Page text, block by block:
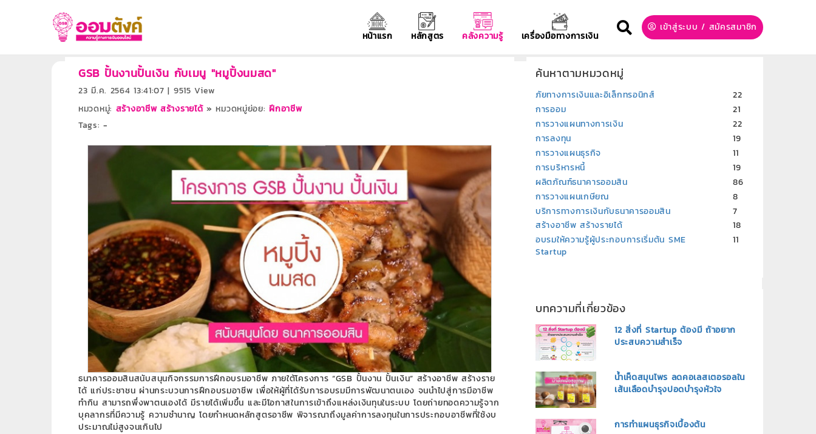
หน้าแรก หลักสูตร คลังความรู้ เครื่องมือทางการเงิน
เข้าสู่ระบบ / สมัครสมาชิก
GSB ปั้นงานปั้นเงิน กับเมนู "หมูปิ้งนมสด"
23 มี.ค. 2564 13:41:07 | 9515 View
หมวดหมู่: สร้างอาชีพ สร้างรายได้» หมวดหมู่ย่อย: ฝีกอาชีพ
Tags:-
ธนาคารออมสินสนับสนุนกิจกรรมการฝึกอบรมอาชีพ ภายใต้โครงการ “GSB ปั้นงาน ปั้นเงิน” สร้างอาชีพ สร้างราย
ได้ แก่ประชาชน ผ่านกระบวนการฝึกอบรมอาชีพ เพื่อให้ผู้ที่ได้รับการอบรมมีการพัฒนาตนเอง จนนำไปสู่การมีอาชีพ
ทำกิน สามารถพึ่งพาตนเองได้ มีรายได้เพิ่มขึ้น และมีโอกาสในการเข้าถึงแหล่งเงินทุนในระบบ โดยถ่ายทอดความรู้จาก
บุคลากรที่มีความรู้ ความชำนาญ โดยกำหนดหลักสูตรอาชีพ พิจารณาถึงมูลค่าการลงทุนในการประกอบอาชีพที่ใช้งบ
ประมาณไม่สูงจนเกินไป
ค้นหาตามหมวดหมู่
ภัยทางการเงินและอิเล็กทรอนิกส์
22
การออม
21
การวางแผนทางการเงิน
22
การลงทุน
19
การวางแผนธุรกิจ
11
การบริหารหนี้
19
ผลิตภัณฑ์ธนาคารออมสิน
86
การวางแผนเกษียณ
8
บริการทางการเงินกับธนาคารออมสิน
7
สร้างอาชีพ สร้างรายได้
18
อบรมให้ความรู้ผู้ประกอบการเริ่มต้น SME
Startup
11
บทความที่เกี่ยวข้อง
12 สิ่งที่ Startup ต้องมี ถ้าอยาก
ประสบความสำเร็จ
น้ำเห็ดสมุนไพร ลดคอเลสเตอรอลใน
เส้นเลือดบำรุงปอดบำรุงหัวใจ
การทำแผนธุรกิจเบื้องต้น